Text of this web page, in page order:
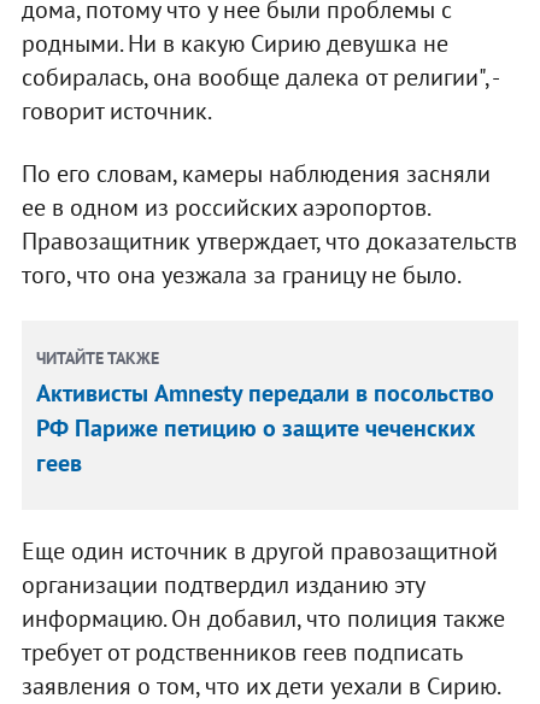
дома, потому что у нее были проблемы с
родными. Ни в какую Сирию девушка не
собиралась, она вообще далека от религии", -
говорит источник.
По его словам, камеры наблюдения засняли
ее в одном из российских аэропортов.
Правозащитник утверждает, что доказательств
того, что она уезжала за границу не было.
ЧИТАЙТЕ ТАКЖЕ
Активисты Amnesty передали в посольство
РФ Париже петицию о защите чеченских
геев
Еще один источник в другой правозащитной
организации подтвердил изданию эту
информацию. Он добавил, что полиция также
требует от родственников геев подписать
заявления о том, что их дети уехали в Сирию.